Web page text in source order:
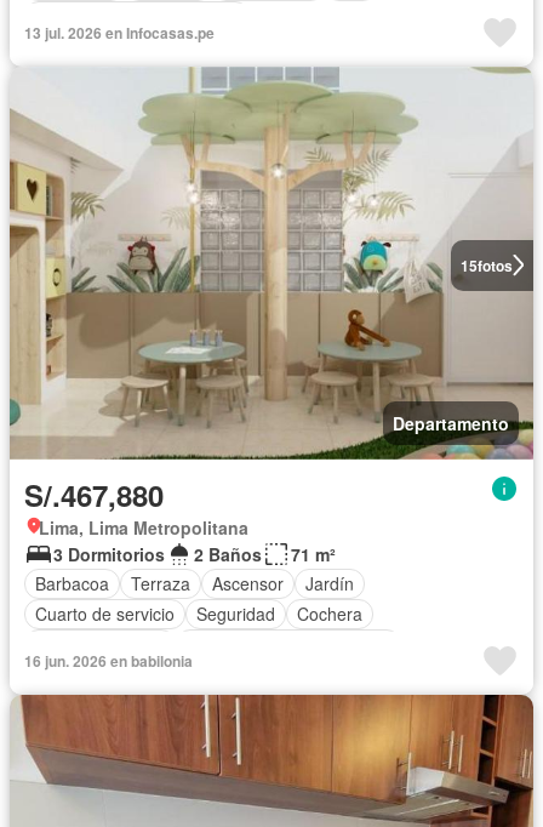
13 jul. 2026 en Infocasas.pe
15fotos
Departamento
S/.467,880
Lima, Lima Metropolitana
3 Dormitorios
2 Baños
71 m²
Barbacoa
Terraza Ascensor
Jardín
Cuarto de servicio
Seguridad
Cochera
16 jun. 2026 en babilonia